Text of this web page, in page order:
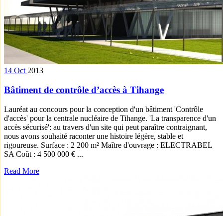
14 Oct 2013
Bâtiment de contrôle d’accès à Tihange
Lauréat au concours pour la conception d'un bâtiment 'Contrôle
d'accès' pour la centrale nucléaire de Tihange. 'La transparence d'un
accès sécurisé': au travers d'un site qui peut paraître contraignant,
nous avons souhaité raconter une histoire légère, stable et
rigoureuse. Surface : 2 200 m² Maître d'ouvrage : ELECTRABEL
SA Coût : 4 500 000 € ...
Read More